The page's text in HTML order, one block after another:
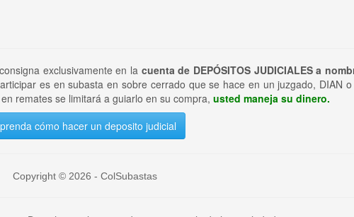
exclusivamente en lacuenta de DEPÓSITOS JUDICIALES a
es en subasta en sobre cerrado que se hace en un juzgado, DIAN
remates se limitará a guiarlo en su compra, usted maneja su dinero.
cómo hacer un deposito judicial
Copyright © 2026 - ColSubastas